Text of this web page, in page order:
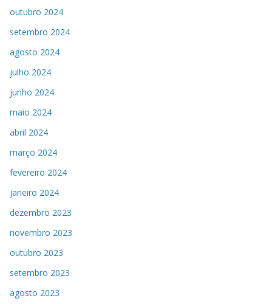
outubro 2024
setembro 2024
agosto 2024
julho 2024
junho 2024
maio 2024
abril 2024
março 2024
fevereiro 2024
janeiro 2024
dezembro 2023
novembro 2023
outubro 2023
setembro 2023
agosto 2023